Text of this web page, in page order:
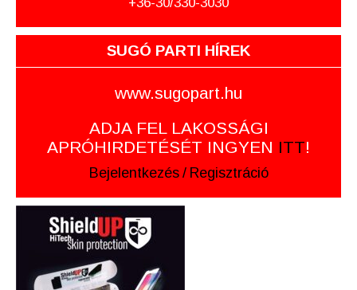
SUGÓ PARTI HÍREK
www.sugopart.hu
ADJA FEL LAKOSSÁGI
APRÓHIRDETÉSÉT INGYEN ITT!
Bejelentkezés / Regisztráció